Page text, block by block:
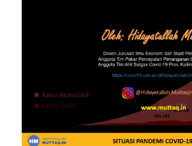
Indonesia Edisi 20
Kegiatan
Protokol